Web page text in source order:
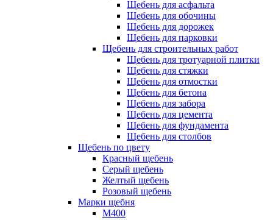
Щебень для асфальта
Щебень для обочины
Щебень для дорожек
Щебень для парковки
Щебень для строительных работ
Щебень для тротуарной плитки
Щебень для стяжки
Щебень для отмостки
Щебень для бетона
Щебень для забора
Щебень для цемента
Щебень для фундамента
Щебень для столбов
Щебень по цвету
Красный щебень
Серый щебень
Желтый щебень
Розовый щебень
Марки щебня
М400